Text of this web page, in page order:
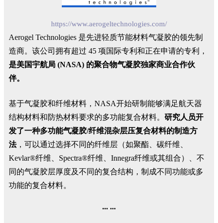
https://www.aerogeltechnologies.com/
Aerogel Technologies 是先进轻质节能材料气凝胶的领先制
造商。该公司拥有超过 45 项国际专利和正在申请的专利，
是美国宇航局 (NASA) 的聚合物气凝胶独家商业合作伙
伴。
基于气凝胶和纤维材料，NASA开始研制能够满足航天器
结构材料和防热材料要求的多功能复合材料。 研究人员开
发了一种多功能气凝胶/纤维混杂层压复合材料的制造方
法，可以通过选择不同的纤维层（如聚酯、碳纤维、
Kevlar®纤维、Spectra®纤维、Innegra纤维或其组合）、不
同的气凝胶层厚度及不同的复合结构，制成不同功能或多
功能的复合材料。
... ...